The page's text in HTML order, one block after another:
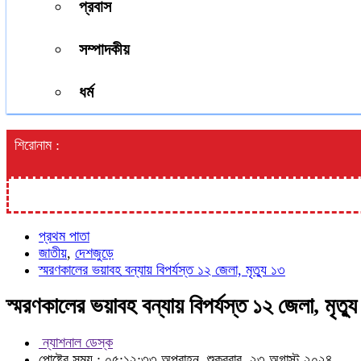
প্রবাস
সম্পাদকীয়
ধর্ম
শিরোনাম :
প্রথম পাতা
জাতীয়, দেশজুড়ে
স্মরণকালের ভয়াবহ বন্যায় বিপর্যস্ত ১২ জেলা, মৃত্যু ১৩
স্মরণকালের ভয়াবহ বন্যায় বিপর্যস্ত ১২ জেলা,
ন্যাশনাল ডেস্ক